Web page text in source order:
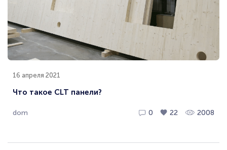
16 апреля 2021
Что такое CLT панели?
dom 0 22 2008